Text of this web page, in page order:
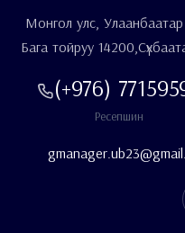
Монгол улс, Улаанбаатар
Бага тойруу
(+976)
Ресепшин